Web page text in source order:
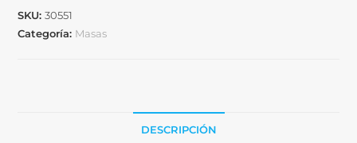
SKU:30551
Categoría: Masas
DESCRIPCIÓN